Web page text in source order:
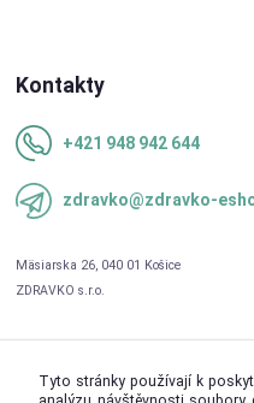
Kontakty
+421 948 942 644
zdravko@zdravko-
Tyto stránky používají k